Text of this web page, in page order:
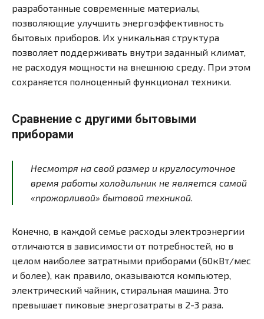
разработанные современные материалы,
позволяющие улучшить энергоэффективность
бытовых приборов. Их уникальная структура
позволяет поддерживать внутри заданный климат,
не расходуя мощности на внешнюю среду. При этом
сохраняется полноценный функционал техники.
Сравнение с другими бытовыми
приборами
Несмотря на свой размер и круглосуточное
время работы холодильник не является самой
«прожорливой» бытовой техникой.
Конечно, в каждой семье расходы электроэнергии
отличаются в зависимости от потребностей, но в
целом наиболее затратными приборами (60кВт/мес
и более), как правило, оказываются компьютер,
электрический чайник, стиральная машина. Это
превышает пиковые энергозатраты в 2-3 раза.